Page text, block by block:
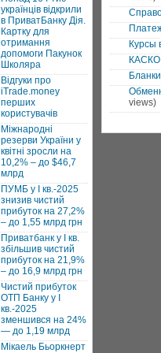
українців відкрили
в ПриватБанку Дія.
Картку для
отримання
допомоги Пакунок
Школяра
Відгуки про
iTrade.money
перших
користувачів
Міжнародні
резерви України у
квітні зросли на
10,2% – до $46,7
млрд
ПУМБ у I кв.-2025
знизив чистий
прибуток на 27,2%
– до 1,55 млрд грн
Приватбанк у І кв.
збільшив чистий
прибуток на 21,9%
– до 16,9 млрд грн
Чистий прибуток
ОТП Банку у І
кв.-2025
зменшився на 24%
— до 1,19 млрд
Мікаель Бьоркнерт
Курсы
КАСКО
Бланки
views)